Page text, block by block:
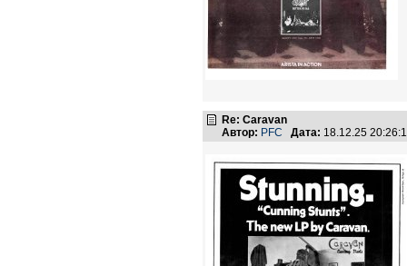
Re: Caravan
Автор: PFC Дата: 18.12.25